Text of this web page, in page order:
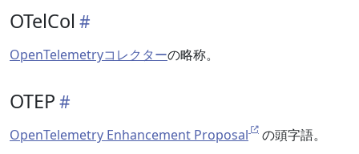
OTelCol
OpenTelemetryコレクターの略称。
OTEP
OpenTelemetry Enhancement Proposal の頭字語。